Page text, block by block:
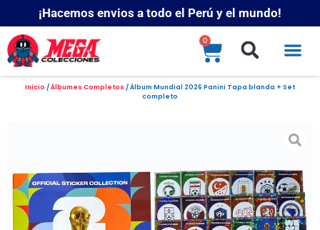
¡Hacemos envios a todo el Perú y el mundo!
0
Inicio /Álbumes Completos / Álbum Mundial 2026 Panini Tapa blanda + Set
completo